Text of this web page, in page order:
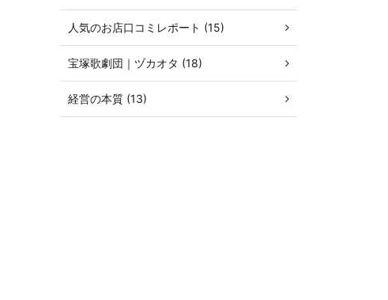
人気のお店口コミレポート (15)
宝塚歌劇団｜ヅカオタ (18)
経営の本質 (13)